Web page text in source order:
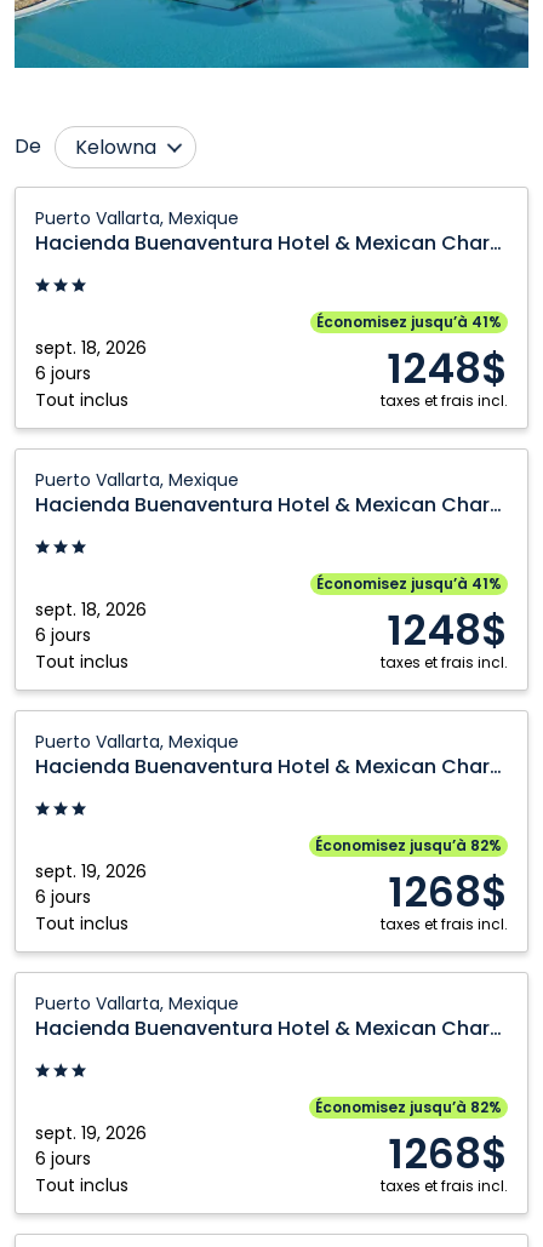
De
Kelowna
Calgary
Cranbrook
Fort Saint John
Grande Prairie
Kamloops
Montréal
Nanaimo
Ottawa
Prince George
Regina
Saskatoon
Toronto
Vancouver
Winnipeg
Puerto Vallarta, Mexique
Hacienda Buenaventura Hotel & Mexican Charm
sept. 18, 2026
6 jours
Tout inclus
Économisez jusqu’à 41%
1248$
taxes et frais incl.
Buenaventura
Hotel
Charm:
Puerto
Vallarta,
Mexique
Puerto Vallarta, Mexique
Hacienda Buenaventura Hotel & Mexican Charm
sept. 18, 2026
6 jours
Tout inclus
Économisez jusqu’à 41%
1248$
taxes et frais incl.
Buenaventura
Hotel
Charm:
Puerto
Vallarta,
Mexique
Puerto Vallarta, Mexique
Hacienda Buenaventura Hotel & Mexican Charm
sept. 19, 2026
6 jours
Tout inclus
Économisez jusqu’à 82%
1268$
taxes et frais incl.
Buenaventura
Hotel
Charm:
Puerto
Vallarta,
Mexique
Puerto Vallarta, Mexique
Hacienda Buenaventura Hotel & Mexican Charm
sept. 19, 2026
6 jours
Tout inclus
Économisez jusqu’à 82%
1268$
taxes et frais incl.
Buenaventura
Hotel
Charm:
Puerto
Vallarta,
Mexique